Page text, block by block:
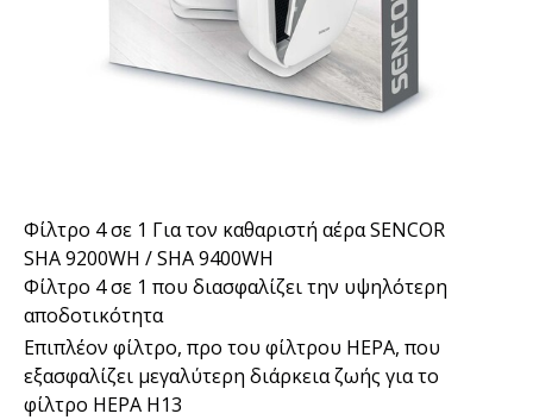
Φίλτρο 4 σε 1 Για τον καθαριστή αέρα SENCOR
SHA 9200WH / SHA 9400WH
Φίλτρο 4 σε 1 που διασφαλίζει την υψηλότερη
αποδοτικότητα
Επιπλέον φίλτρο, προ του φίλτρου HEPA, που
εξασφαλίζει μεγαλύτερη διάρκεια ζωής για το
φίλτρο HEPA H13